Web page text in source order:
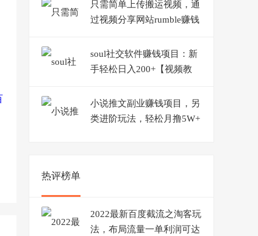
只需简单上传搬运视频，通
过视频分享网站rumble赚钱
soul社交软件赚钱项目：新
手轻松日入200+【视频教
小说推文副业赚钱项目，另
类进阶玩法，轻松月撸5W+
热评榜单
2022最新百度截流之淘客玩
法，布局流量一单利润可达